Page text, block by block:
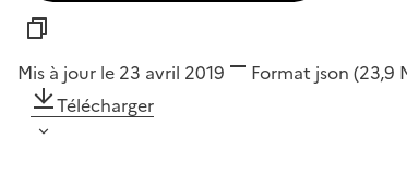
Mis à jour le 23 avril 2019 Format json (23,9
Télécharger